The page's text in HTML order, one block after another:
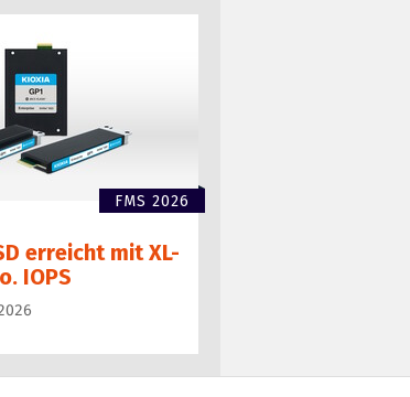
FMS 2026
erreicht mit XL-
IOPS